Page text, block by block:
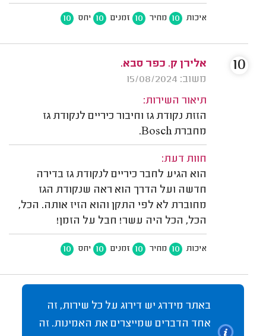
איכות 10 מחיר 10 זמנים 10 יחס 10
אלירן ק. כפר סבא.
משוב: 15/08/2024
תיאור השירות:
הזזת נקודת גז וחיבור כיריים לנקודת גז
מחברת Bosch.
חוות דעת:
הוא הגיע לחבר כיריים לנקודת גז בדירה
חדשה ועל הדרך הוא ראה שנקודת הגז
מחוברת לא לפי התקן והוא הזיז אותה. הכל,
הכל, הכל היה עשר! חבל על הזמן!
איכות 10 מחיר 10 זמנים 10 יחס 10
10
באתר מידרג יש דירוג על כל שירות, זה
אחד הדברים שמייצרים את האמינות. זה